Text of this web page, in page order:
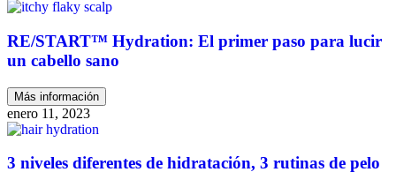
RE/START™ Hydration: El primer paso para lucir
un cabello sano
Más información
enero 11, 2023
3 niveles diferentes de hidratación, 3 rutinas de pelo